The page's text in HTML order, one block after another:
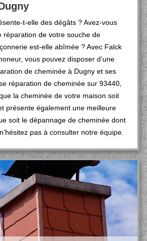
t-elle des dégâts ? Avez-vous
réparation de votre souche de
est-elle abîmée ? Avec Falck
vous pouvez disposer d’une
de cheminée à Dugny et ses
réparation de cheminée sur 93440,
la cheminée de votre maison soit
présente également une meilleure
soit le dépannage de cheminée dont
pas à consulter notre équipe.